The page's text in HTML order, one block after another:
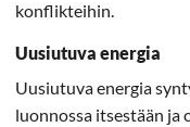
konflikteihin.
Uusiutuva energia
Uusiutuva energia
luonnossa itsestään